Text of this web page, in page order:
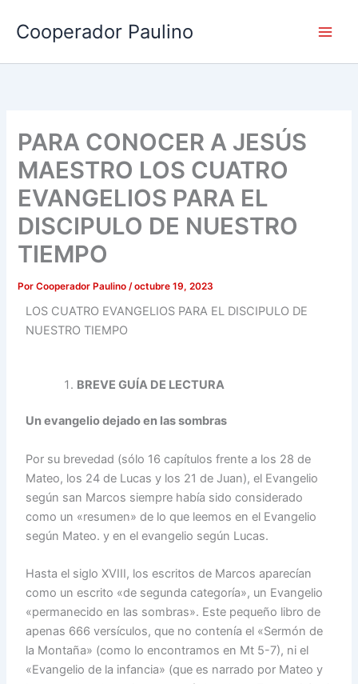
contenido
Cooperador Paulino
PARA CONOCER A JESÚS
MAESTRO LOS CUATRO
EVANGELIOS PARA EL
DISCIPULO DE NUESTRO
TIEMPO
PorCooperador Paulino/octubre 19, 2023
LOS CUATRO EVANGELIOS PARA EL DISCIPULO DE
NUESTRO TIEMPO
BREVE GUÍA DE LECTURA
Un evangelio dejado en las sombras
Por su brevedad (sólo 16 capítulos frente a los 28 de
Mateo, los 24 de Lucas y los 21 de Juan), el Evangelio
según san Marcos siempre había sido considerado
como un «resumen» de lo que leemos en el Evangelio
según Mateo. y en el evangelio según Lucas.
Hasta el siglo XVIII, los escritos de Marcos aparecían
como un escrito «de segunda categoría», un Evangelio
«permanecido en las sombras». Este pequeño libro de
apenas 666 versículos, que no contenía el «Sermón de
la Montaña» (como lo encontramos en Mt 5-7), ni el
«Evangelio de la infancia» (que es narrado por Mateo y